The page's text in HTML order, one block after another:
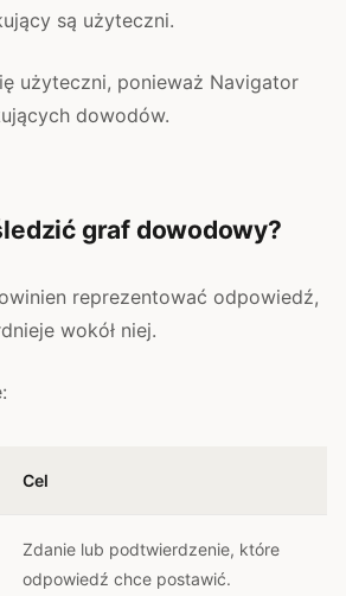
są użyteczni.
użyteczni, ponieważ Navigator
dowodów.
graf dowodowy?
reprezentować odpowiedź,
wokół niej.
Cel
Zdanie lub podtwierdzenie, które
odpowiedź chce postawić.